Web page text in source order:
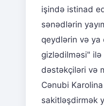
işində istinad
sənədlərin
qeydlərin və ya
gizlədilməsi" ilə
dəstəkçiləri və
Cənubi
sakitləşdirmək